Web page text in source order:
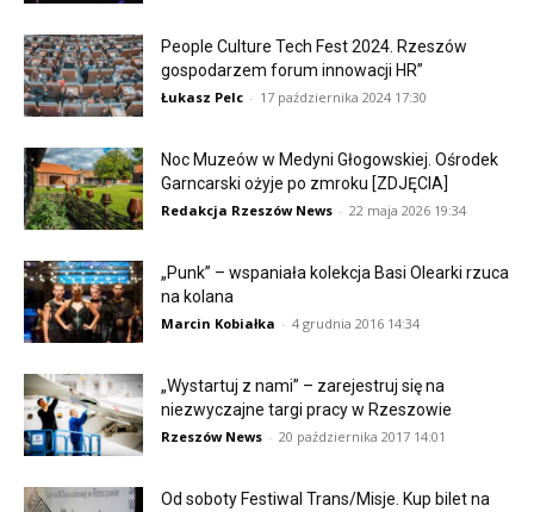
People Culture Tech Fest 2024. Rzeszów
gospodarzem forum innowacji HR”
Łukasz Pelc - 17 października 2024 17:30
Noc Muzeów w Medyni Głogowskiej. Ośrodek
Garncarski ożyje po zmroku [ZDJĘCIA]
Redakcja Rzeszów News - 22 maja 2026 19:34
„Punk” – wspaniała kolekcja Basi Olearki rzuca
na kolana
Marcin Kobiałka - 4 grudnia 2016 14:34
„Wystartuj z nami” – zarejestruj się na
niezwyczajne targi pracy w Rzeszowie
Rzeszów News - 20 października 2017 14:01
Od soboty Festiwal Trans/Misje. Kup bilet na